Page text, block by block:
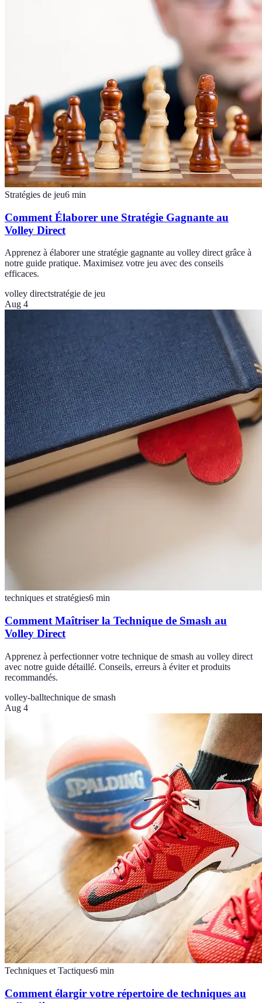
Stratégies de jeu6 min
Comment Élaborer une Stratégie Gagnante au
Volley Direct
Apprenez à élaborer une stratégie gagnante au volley direct grâce à
notre guide pratique. Maximisez votre jeu avec des conseils
efficaces.
volley directstratégie de jeu
Aug 4
techniques et stratégies6 min
Comment Maîtriser la Technique de Smash au
Volley Direct
Apprenez à perfectionner votre technique de smash au volley direct
avec notre guide détaillé. Conseils, erreurs à éviter et produits
recommandés.
volley-balltechnique de smash
Aug 4
Techniques et Tactiques6 min
Comment élargir votre répertoire de techniques au